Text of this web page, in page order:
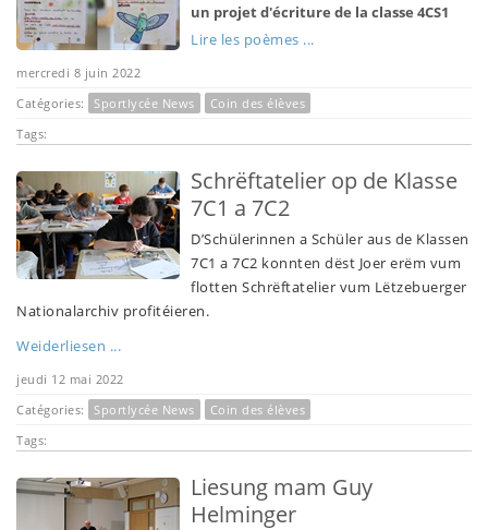
un projet d'écriture de la classe 4CS1
Lire les poèmes ...
mercredi 8 juin 2022
Catégories:
Sportlycée News
Coin des élèves
Tags:
Schrëftatelier op de Klasse
7C1 a 7C2
D’Schülerinnen a Schüler aus de Klassen
7C1 a 7C2 konnten dëst Joer erëm vum
flotten Schrëftatelier vum Lëtzebuerger
Nationalarchiv profitéieren.
Weiderliesen ...
jeudi 12 mai 2022
Catégories:
Sportlycée News
Coin des élèves
Tags:
Liesung mam Guy
Helminger